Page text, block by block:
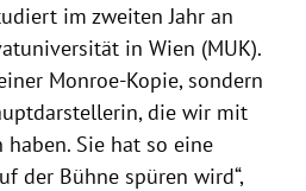
im zweiten Jahr an
in Wien (MUK).
Monroe-Kopie, sondern
die wir mit
Sie hat so eine
der Bühne spüren wird“,